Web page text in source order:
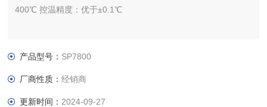
400℃ 控温精度：优于±0.1℃
控温精度：优于±0.1℃
产品型号： SP7800
厂商性质：经销商
更新时间： 2024-09-27